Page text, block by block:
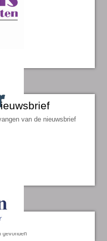
van de nieuwsbrief
gevonden